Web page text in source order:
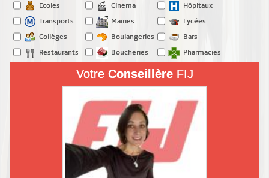
Ecoles Cinema
Hôpitaux
Transports
Mairies
Lycées
Collèges
Boulangeries
Bars
Restaurants
Boucheries Pharmacies
Votre Conseillère FIJ